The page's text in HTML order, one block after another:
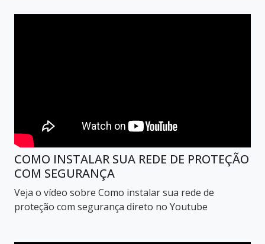
COMO INSTALAR SUA REDE DE PROTEÇÃO
COM SEGURANÇA
Veja o vídeo sobre Como instalar sua rede de
proteção com segurança direto no Youtube